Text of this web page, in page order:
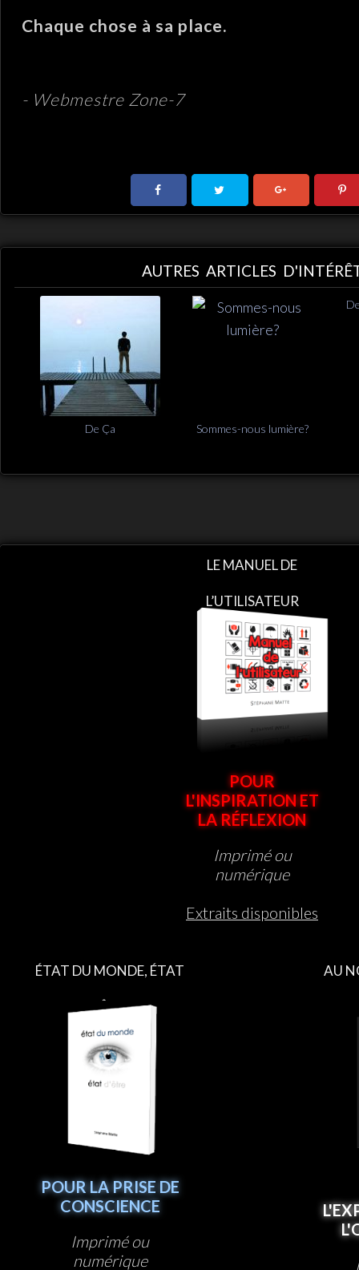
Chaque chose à sa place.
- Webmestre Zone-7
AUTRES ARTICLES
De Ça Sommes-nous lumière?
LE MANUEL DE
L’UTILISATEUR
POUR
L'INSPIRATION ET
LA RÉFLEXION
Imprimé ou
numérique
Extraits disponibles
ÉTAT DU MONDE, ÉTAT
D’ÊTRE
POUR LA PRISE DE
CONSCIENCE
Imprimé ou
numérique
AU